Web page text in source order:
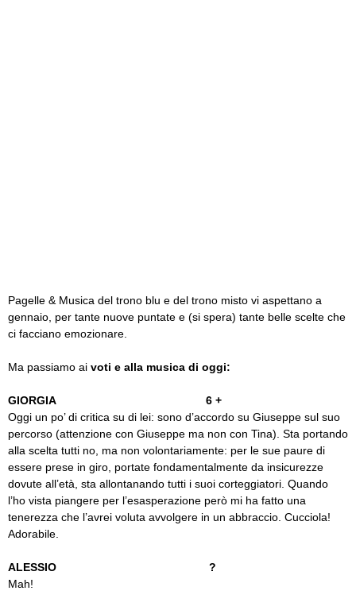
Pagelle & Musica del trono blu e del trono misto vi aspettano a
gennaio, per tante nuove puntate e (si spera) tante belle scelte che
ci facciano emozionare.
Ma passiamo ai voti e alla musica di oggi:
GIORGIA 6 +
Oggi un po’ di critica su di lei: sono d’accordo su Giuseppe sul suo
percorso (attenzione con Giuseppe ma non con Tina). Sta portando
alla scelta tutti no, ma non volontariamente: per le sue paure di
essere prese in giro, portate fondamentalmente da insicurezze
dovute all’età, sta allontanando tutti i suoi corteggiatori. Quando
l’ho vista piangere per l’esasperazione però mi ha fatto una
tenerezza che l’avrei voluta avvolgere in un abbraccio. Cucciola!
Adorabile.
ALESSIO ?
Mah!